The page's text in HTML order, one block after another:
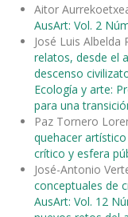
Aitor
AusArt: Vol. 2
José Luis
relatos, desde el
descenso
Ecología y arte:
para una
Paz Tornero
quehacer artístico
crítico y esfera
José-Antonio
conceptuales de
AusArt: Vol. 12